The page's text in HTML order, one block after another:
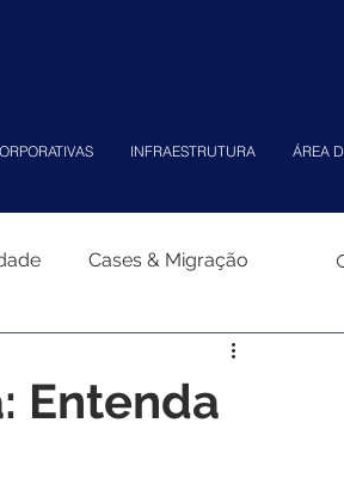
INFRAESTRUTURA ÁREA
Cases & Migração
Entenda